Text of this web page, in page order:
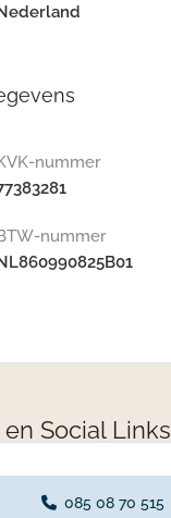
nummer
nummer
Social Links
085 08 70 515